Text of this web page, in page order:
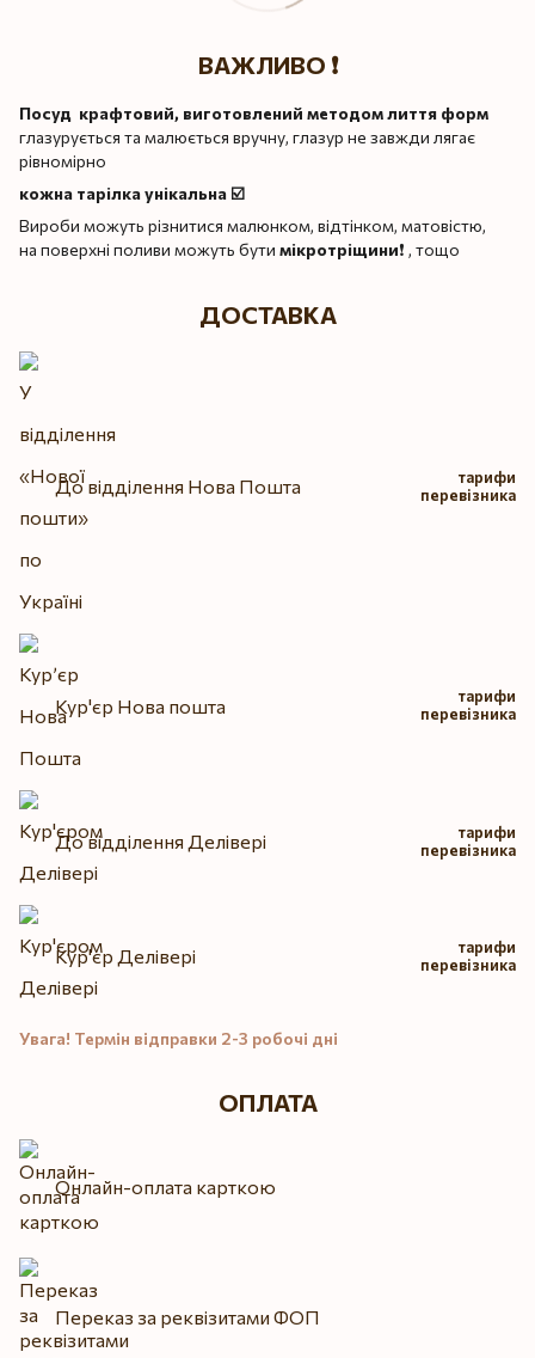
ВАЖЛИВО ❗️
Посуд крафтовий, виготовлений методом лиття форм
глазурується та малюється вручну, глазур не завжди лягає
рівномірно
кожна тарілка унікальна ☑️
Вироби можуть різнитися малюнком, відтінком, матовістю,
на поверхні поливи можуть бути мікротріщини❗️ , тощо
ДОСТАВКА
До відділення Нова Пошта
тарифи
перевізника
Кур'єр Нова пошта
тарифи
перевізника
До відділення Делівері
тарифи
перевізника
Кур'єр Делівері
тарифи
перевізника
Увага! Термін відправки 2-3 робочі дні
ОПЛАТА
Онлайн-оплата карткою
Переказ за реквізитами ФОП